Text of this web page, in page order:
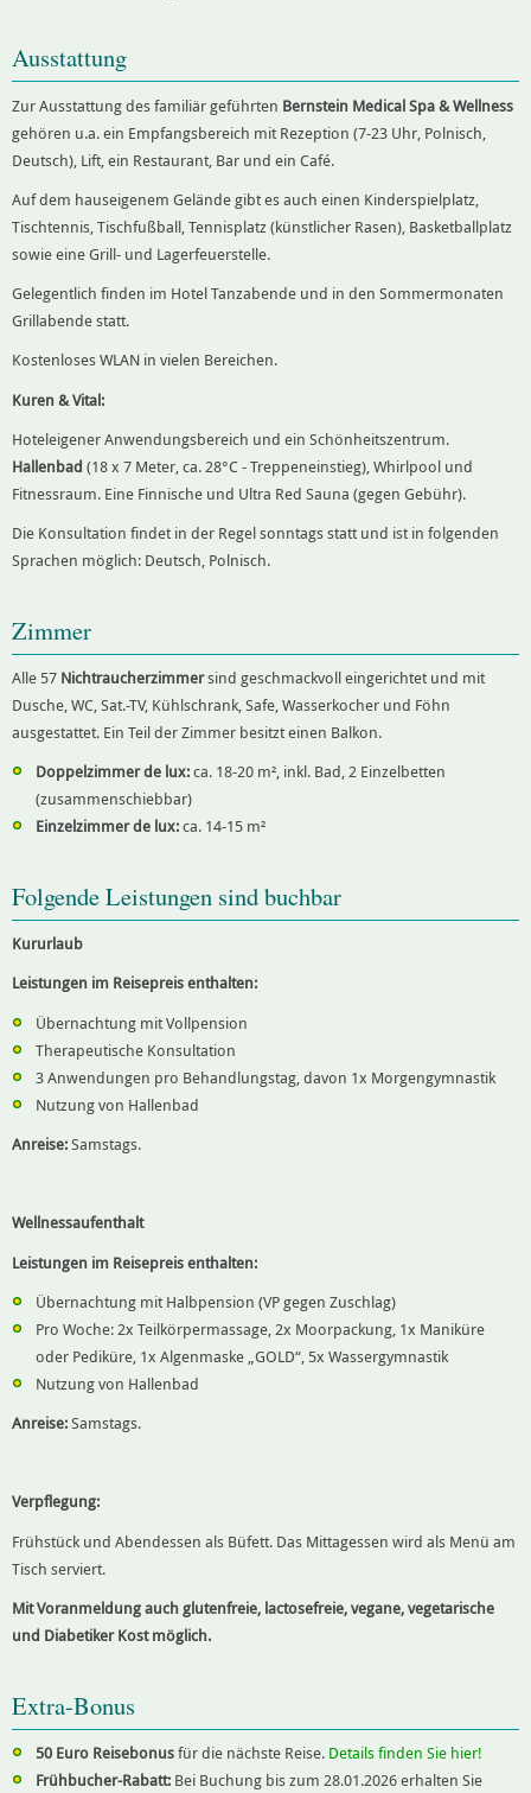
Ausstattung
Zur Ausstattung des familiär geführten Bernstein Medical Spa & Wellness
gehören u.a. ein Empfangsbereich mit Rezeption (7-23 Uhr, Polnisch,
Deutsch), Lift, ein Restaurant, Bar und ein Café.
Auf dem hauseigenem Gelände gibt es auch einen Kinderspielplatz,
Tischtennis, Tischfußball, Tennisplatz (künstlicher Rasen), Basketballplatz
sowie eine Grill- und Lagerfeuerstelle.
Gelegentlich finden im Hotel Tanzabende und in den Sommermonaten
Grillabende statt.
Kostenloses WLAN in vielen Bereichen.
Kuren & Vital:
Hoteleigener Anwendungsbereich und ein Schönheitszentrum.
Hallenbad (18 x 7 Meter, ca. 28°C - Treppeneinstieg), Whirlpool und
Fitnessraum. Eine Finnische und Ultra Red Sauna (gegen Gebühr).
Die Konsultation findet in der Regel sonntags statt und ist in folgenden
Sprachen möglich: Deutsch, Polnisch.
Zimmer
Alle 57 Nichtraucherzimmersind geschmackvoll eingerichtet und mit
Dusche, WC, Sat.-TV, Kühlschrank, Safe, Wasserkocher und Föhn
ausgestattet. Ein Teil der Zimmer besitzt einen Balkon.
Doppelzimmer de lux:ca. 18-20 m², inkl. Bad, 2 Einzelbetten
(zusammenschiebbar)
Einzelzimmer de lux:ca. 14-15 m²
Folgende Leistungen sind buchbar
Kururlaub
Leistungen im Reisepreis enthalten:
Übernachtung mit Vollpension
Therapeutische Konsultation
3 Anwendungen pro Behandlungstag, davon 1x Morgengymnastik
Nutzung von Hallenbad
Anreise:Samstags.
Wellnessaufenthalt
Leistungen im Reisepreis enthalten:
Übernachtung mit Halbpension (VP gegen Zuschlag)
Pro Woche: 2x Teilkörpermassage, 2x Moorpackung, 1x Maniküre
oder Pediküre, 1x Algenmaske „GOLD“, 5x Wassergymnastik
Nutzung von Hallenbad
Anreise:Samstags.
Verpflegung:
Frühstück und Abendessen als Büfett. Das Mittagessen wird als Menü am
Tisch serviert.
Mit Voranmeldung auch glutenfreie, lactosefreie, vegane, vegetarische
und Diabetiker Kost möglich.
Extra-Bonus
50 Euro Reisebonusfür die nächste Reise. Details finden Sie hier!
Frühbucher-Rabatt: Bei Buchung bis zum 28.01.2026 erhalten Sie